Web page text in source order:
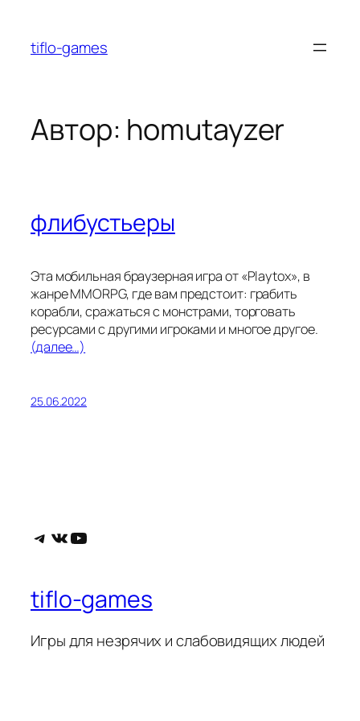
содержимому
tiflo-games
Автор: homutayzer
флибустьеры
Эта мобильная браузерная игра от «Playtox», в
жанре MMORPG, где вам предстоит: грабить
корабли, сражаться с монстрами, торговать
ресурсами с другими игроками и многое другое.
(далее…)
25.06.2022
Telegram
ВКонтакте
YouTube
tiflo-games
Игры для незрячих и слабовидящих людей